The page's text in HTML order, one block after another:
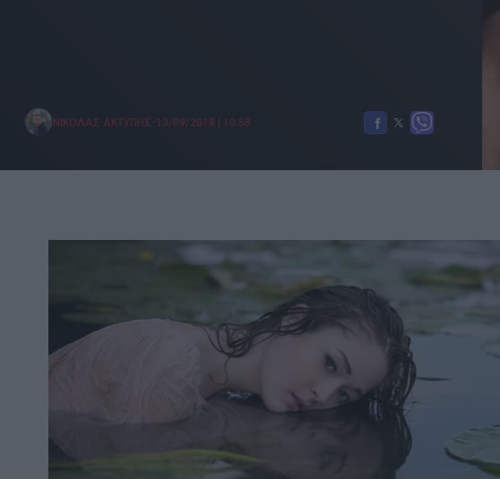
ΝΙΚΟΛΑΣ ΑΚΤΥΠΗΣ 13/09/2018 | 10:58